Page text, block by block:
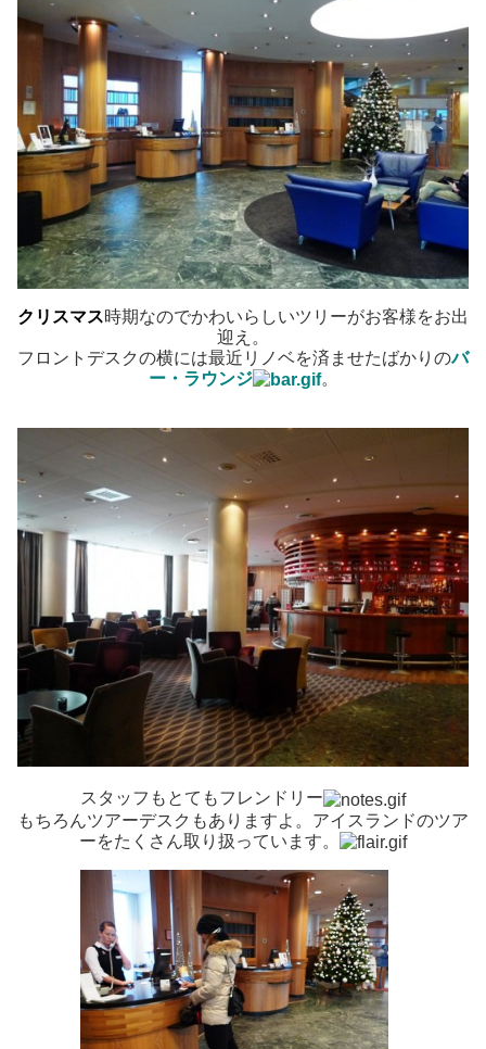
クリスマス時期なのでかわいらしいツリーがお客様をお出
迎え。
フロントデスクの横には最近リノベを済ませたばかりのバ
ー・ラウンジ
。
スタッフもとてもフレンドリー
もちろんツアーデスクもありますよ。アイスランドのツア
ーをたくさん取り扱っています。